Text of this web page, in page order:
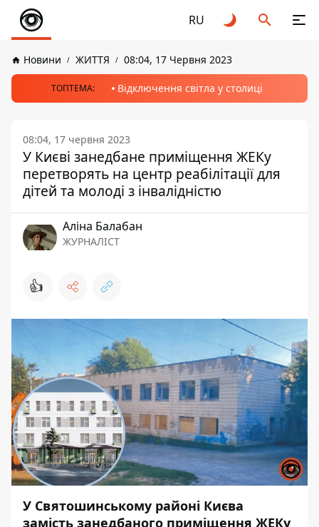
RU
Новини ЖИТТЯ 08:04, 17 Червня 2023
ТОПТЕМА: Відключення світла у столиці
08:04, 17 червня 2023
У Києві занедбане приміщення ЖЕКу
перетворять на центр реабілітації для
дітей та молоді з інвалідністю
Аліна Балабан
ЖУРНАЛІСТ
👍
У Святошинському районі Києва
замість занедбаного приміщення ЖЕКу